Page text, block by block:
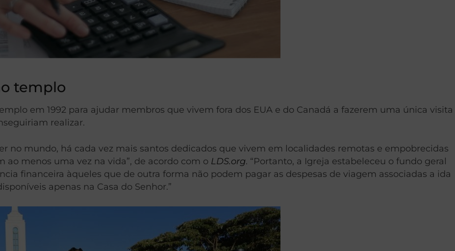
templo
em 1992 para ajudar membros que vivem fora dos EUA e do Canadá a fazerem uma única visita
realizar.
no mundo, há cada vez mais santos dedicados que vivem em localidades remotas e empobrecidas
menos uma vez na vida”, de acordo com o LDS.org. “Portanto, a Igreja estabeleceu o fundo geral
financeira àqueles que de outra forma não podem pagar as despesas de viagem associadas a ida
apenas na Casa do Senhor.”